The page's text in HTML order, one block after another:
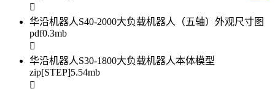
华沿机器人S40-2000大负载机器人（五轴）外观尺寸图
pdf0.3mb
华沿机器人S30-1800大负载机器人本体模型
zip[STEP]5.54mb